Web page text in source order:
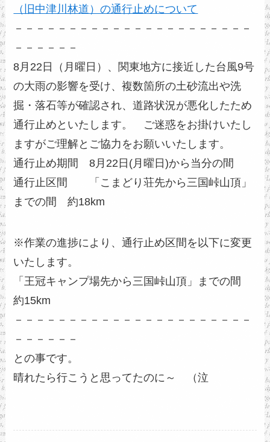
（旧中津川林道）の通行止めについて
－－－－－－－－－－－－－－－－－－－－－－
－－－－－－
8月22日（月曜日）、関東地方に接近した台風9号
の大雨の影響を受け、複数箇所の土砂流出や洗
掘・落石等が確認され、道路状況が悪化したため
通行止めといたします。 ご迷惑をお掛けいたし
ますがご理解とご協力をお願いいたします。
通行止め期間 8月22日(月曜日)から当分の間
通行止区間 「こまどり荘先から三国峠山頂」
までの間 約18km
※作業の進捗により、通行止め区間を以下に変更
いたします。
「王冠キャンプ場先から三国峠山頂」までの間
約15km
－－－－－－－－－－－－－－－－－－－－－－
－－－－－－
との事です。
晴れたら行こうと思ってたのに～ （泣